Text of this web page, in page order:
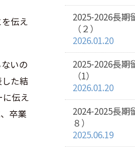
伝え
いの
た結
伝え
卒業
2025-2026長期
（２）
2026.01.20
2025-2026長期
（1）
2026.01.20
2024-2025長期
８）
2025.06.19